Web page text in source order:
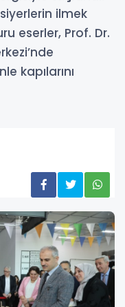
ilmek
eserler, Prof. Dr.
kapılarını